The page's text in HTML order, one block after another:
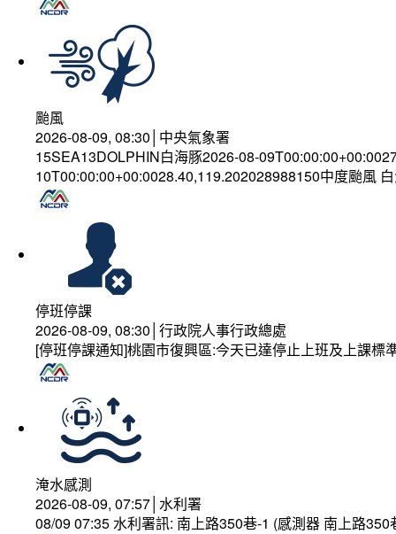
颱風
2026-08-09, 08:30│中央氣象署
15SEA13DOLPHIN白海豚2026-08-
10T00:00:00+00:0028.40,119.202028988150中度颱風
停班停課
2026-08-09, 08:30│行政院人事行政總處
[停班停課通知]桃園市復興區:今天已達停止上班及上課
淹水感測
2026-08-09, 07:57│水利署
08/09 07:35 水利署訊: 南上路350巷-1 (感測器 南上路